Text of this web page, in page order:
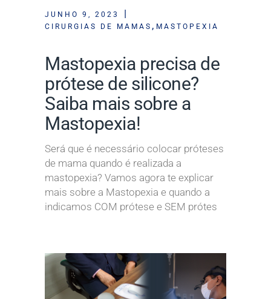
JUNHO 9, 2023
CIRURGIAS DE MAMAS , MASTOPEXIA
Mastopexia precisa de
prótese de silicone?
Saiba mais sobre a
Mastopexia!
Será que é necessário colocar próteses
de mama quando é realizada a
mastopexia? Vamos agora te explicar
mais sobre a Mastopexia e quando a
indicamos COM prótese e SEM prótes